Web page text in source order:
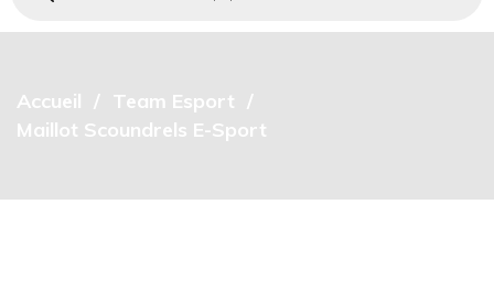
Accueil
Team Esport
Maillot Scoundrels E-Sport